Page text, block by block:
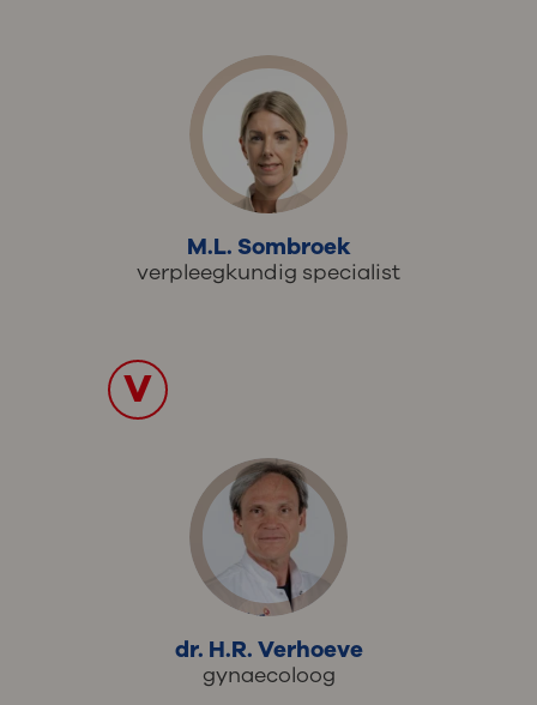
M.L. Sombroek
verpleegkundig specialist
V
dr. H.R. Verhoeve
gynaecoloog